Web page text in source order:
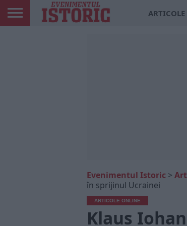
Evenimentul Istoric >
în sprijinul Ucrainei
ARTICOLE ONLINE
Klaus